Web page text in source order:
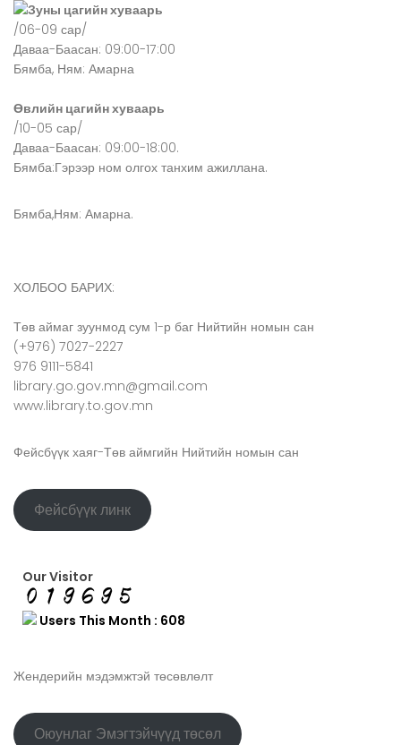
Зуны цагийн хуваарь
/06-09 сар/
Даваа-Баасан: 09:00-17:00
Бямба, Ням: Амарна
Өвлийн цагийн хуваарь
/10-05 сар/
Даваа-Баасан: 09:00-18:00.
Бямба:Гэрээр ном олгох танхим ажиллана.
Бямба,Ням: Амарна.
ХОЛБОО БАРИХ:
Төв аймаг зуунмод сум 1-р баг Нийтийн номын сан
(+976) 7027-2227
976 9111-5841
library.go.gov.mn@gmail.com
www.library.to.gov.mn
Фейсбүүк хаяг-Төв аймгийн Нийтийн номын сан
Фейсбүүк линк
Our Visitor
Users This Month : 608
Жендерийн мэдэмжтэй төсөвлөлт
Оюунлаг Эмэгтэйчүүд төсөл